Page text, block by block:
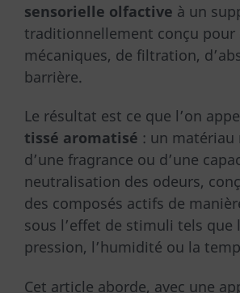
sensorielle olfactive à un
traditionnellement conçu pour
mécaniques, de filtration,
barrière.
Le résultat est ce que l’on
tissé aromatisé : un
d’une fragrance ou d’une
neutralisation des odeurs,
des composés actifs de
sous l’effet de stimuli tels que
pression, l’humidité ou la
Cet article aborde, avec une